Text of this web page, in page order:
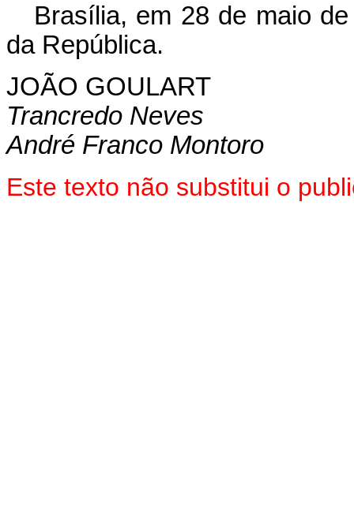
Brasília, em 28 de maio
da República.
JOÃO GOULART
Trancredo Neves
André Franco Montoro
Este texto não substitui o